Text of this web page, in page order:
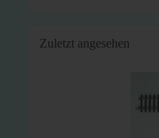
Zuletzt angesehen